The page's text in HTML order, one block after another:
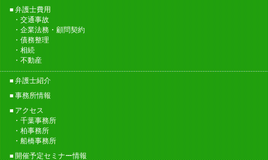
弁護士費用
交通事故
企業法務・顧問契約
債務整理
相続
不動産
弁護士紹介
事務所情報
アクセス
千葉事務所
柏事務所
船橋事務所
開催予定セミナー情報